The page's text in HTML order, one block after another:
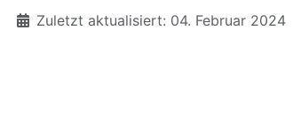
DetailsZuletzt aktualisiert: 04. Februar 2024